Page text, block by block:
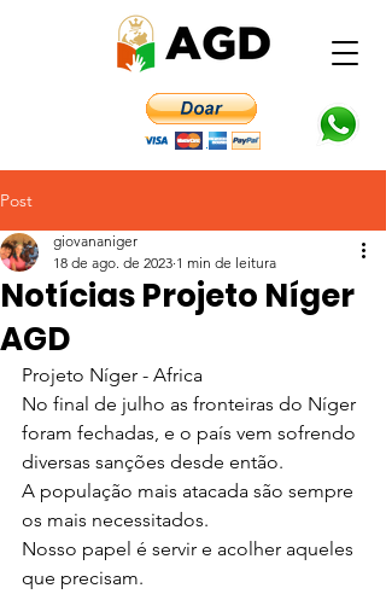
Post
Notícias Projeto Níger
AGD
giovananiger
18 de ago. de 2023 1 min de leitura
Projeto Níger - Africa
No final de julho as fronteiras do Níger
foram fechadas, e o país vem sofrendo
diversas sanções desde então.
A população mais atacada são sempre
os mais necessitados.
Nosso papel é servir e acolher aqueles
que precisam.